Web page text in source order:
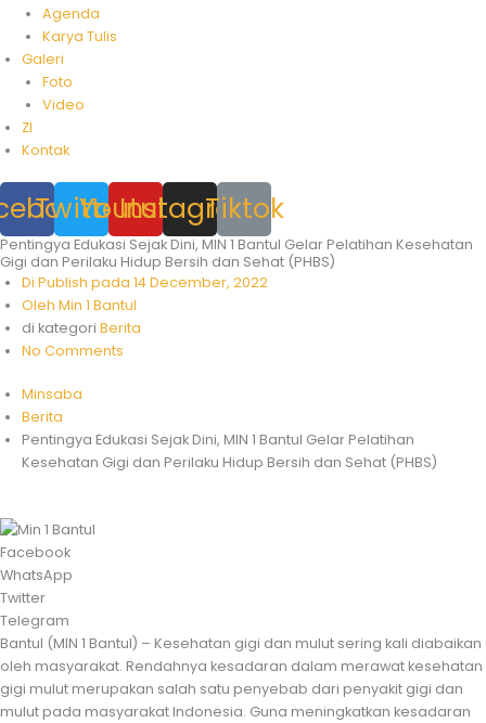
Agenda
Karya Tulis
Galeri
Foto
Video
ZI
Kontak
TwitterYoutube
Instagram
Tiktok
Pentingya Edukasi Sejak Dini, MIN 1 Bantul Gelar Pelatihan Kesehatan
Gigi dan Perilaku Hidup Bersih dan Sehat (PHBS)
Di Publish pada 14 December, 2022
Oleh Min 1 Bantul
di kategori Berita
No Comments
Minsaba
Berita
Pentingya Edukasi Sejak Dini, MIN 1 Bantul Gelar Pelatihan
Kesehatan Gigi dan Perilaku Hidup Bersih dan Sehat (PHBS)
Facebook
WhatsApp
Twitter
Telegram
Bantul (MIN 1 Bantul) – Kesehatan gigi dan mulut sering kali diabaikan
oleh masyarakat. Rendahnya kesadaran dalam merawat kesehatan
gigi mulut merupakan salah satu penyebab dari penyakit gigi dan
mulut pada masyarakat Indonesia. Guna meningkatkan kesadaran